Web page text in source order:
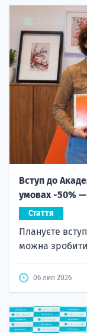
Вступ до
умовах -50% —
Стаття
Плануєте
можна
06 лип 2026